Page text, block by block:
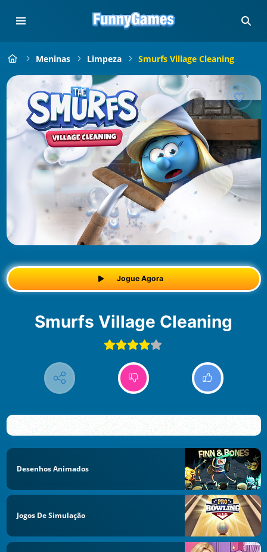
Meninas Limpeza Smurfs Village Cleaning
Jogue Agora
Smurfs Village Cleaning
Desenhos Animados
Jogos De Simulação